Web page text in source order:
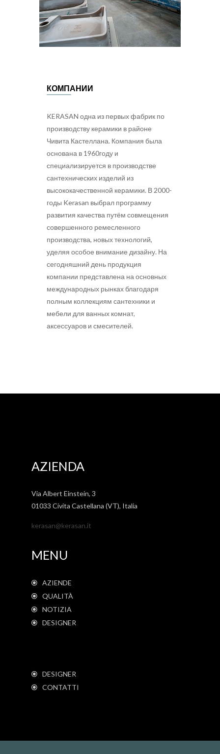
КОМПАНИИ
KERASAN одна из первых фабрик по
производству керамики в районе
Чивита Кастеллана. Компания была
основана в 1960году и
специализируется в производстве
сантехнических изделий из
высококачественной керамики. В 2000-
годы Kerasan выбрал программу
развития качества путём совмещения
совершенного ремесленного
производства, новых технологий,
уделяя особое внимание дизайну. На
сегодняшний день продукция
компании представлена на основных
международных рынках благодаря
полным коллекциям сантехники и
мебели для ванных комнат,
аксессуаров и смесителей.
AZIENDA
Via Albert Einstein, 3
01033 Civita Castellana (VT), Italia
kerasan@kerasan.it
MENU
AZIENDE
QUALITÀ
NOTIZIA
DESIGNER
DESIGNER
CONTATTI